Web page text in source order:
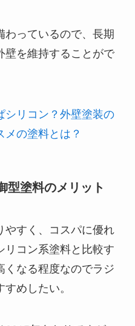
わっているので、長期
壁を維持することがで
シリコン？外壁塗装の
の塗料とは？
型塗料のメリット
やすく、コスパに優れ
リコン系塗料と比較す
くなる程度なのでラジ
めしたい。